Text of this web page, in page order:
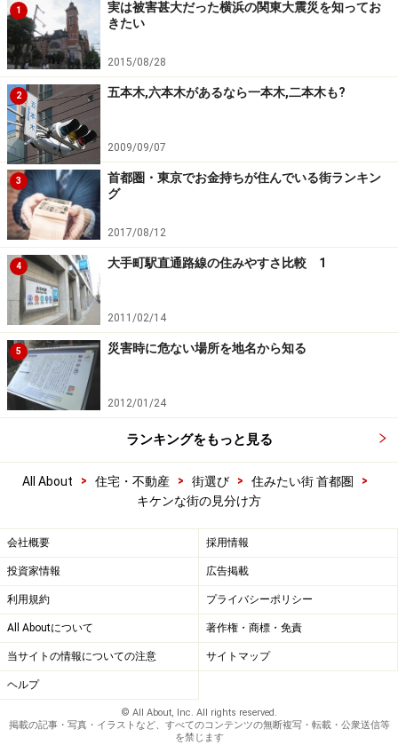
1
実は被害甚大だった横浜の関東大震災を知ってお
きたい
2015/08/28
2 五本木,六本木があるなら一本木,二本木も?
2009/09/07
3
首都圏・東京でお金持ちが住んでいる街ランキン
グ
2017/08/12
4 大手町駅直通路線の住みやすさ比較 1
2011/02/14
5 災害時に危ない場所を地名から知る
2012/01/24
ランキングをもっと見る
All About > 住宅・不動産 > 街選び > 住みたい街 首都圏
>
キケンな街の見分け方
会社概要 採用情報
投資家情報 広告掲載
利用規約 プライバシーポリシー
All Aboutについて 著作権・商標・免責
当サイトの情報についての注意 サイトマップ
ヘルプ
© All About, Inc. All rights reserved.
掲載の記事・写真・イラストなど、すべてのコンテンツの無断複写・転載・公衆送信等
を禁じます